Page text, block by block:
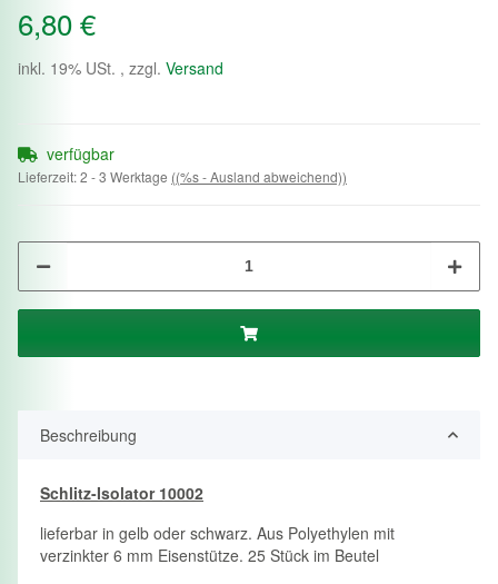
6,80 €
inkl. 19% USt. , zzgl. Versand
verfügbar
Lieferzeit:2 - 3 Werktage ((%s - Ausland abweichend))
Beschreibung
Schlitz-Isolator 10002
lieferbar in gelb oder schwarz. Aus Polyethylen mit
verzinkter 6 mm Eisenstütze. 25 Stück im Beutel